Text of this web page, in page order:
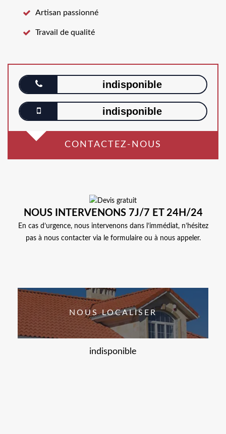
Artisan passionné
Travail de qualité
indisponible
indisponible
CONTACTEZ-NOUS
NOUS INTERVENONS 7J/7 ET 24H/24
En cas d’urgence, nous intervenons dans l’immédiat, n’hésitez
pas à nous contacter via le formulaire ou à nous appeler.
NOUS LOCALISER
indisponible